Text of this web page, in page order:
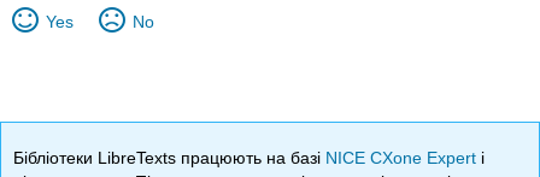
Yes No
Бібліотеки LibreTexts працюють на базі NICE CXone Expert і